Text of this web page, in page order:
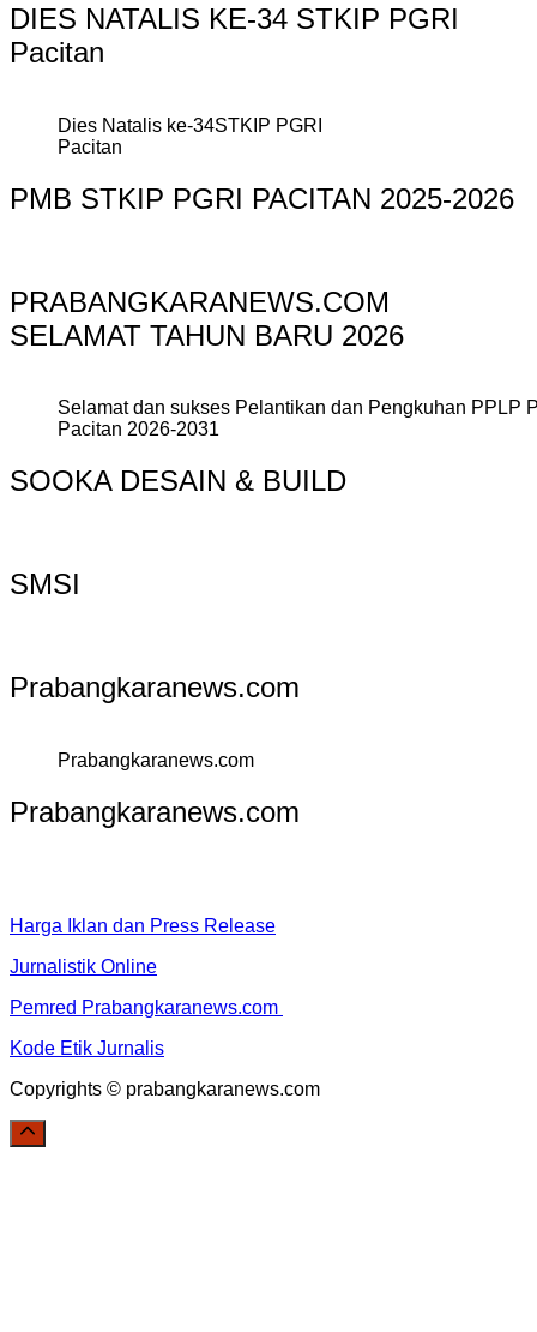
DIES NATALIS KE-34 STKIP PGRI
Pacitan
Dies Natalis ke-34STKIP PGRI
Pacitan
PMB STKIP PGRI PACITAN 2025-2026
PRABANGKARANEWS.COM
SELAMAT TAHUN BARU 2026
Selamat dan sukses Pelantikan dan Pengkuhan PPLP
Pacitan 2026-2031
SOOKA DESAIN & BUILD
SMSI
Prabangkaranews.com
Prabangkaranews.com
Prabangkaranews.com
Harga Iklan dan Press Release
Jurnalistik Online
Pemred Prabangkaranews.com
Kode Etik Jurnalis
Copyrights © prabangkaranews.com